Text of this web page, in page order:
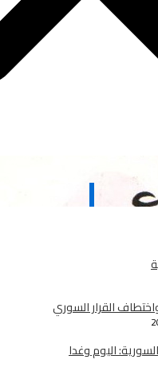
القرار السوري
اليوم وغدا